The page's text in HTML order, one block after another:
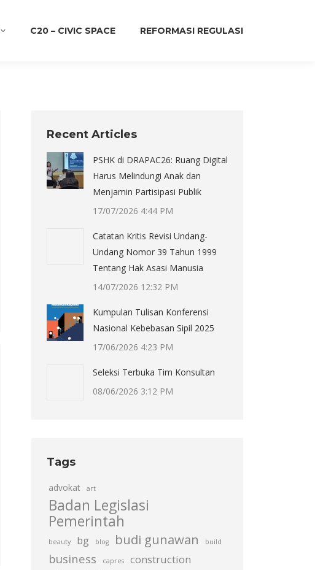
C20 – CIVIC SPACE REFORMASI REGULASI
Recent Articles
PSHK di DRAPAC26: Ruang Digital
Harus Melindungi Anak dan
Menjamin Partisipasi Publik
17/07/2026 4:44 PM
Catatan Kritis Revisi Undang-
Undang Nomor 39 Tahun 1999
Tentang Hak Asasi Manusia
14/07/2026 12:32 PM
Kumpulan Tulisan Konferensi
Nasional Kebebasan Sipil 2025
17/06/2026 4:23 PM
Seleksi Terbuka Tim Konsultan
08/06/2026 3:12 PM
Tags
advokat art
Badan Legislasi
Pemerintah
beauty bg blog budi gunawan build
business capres construction